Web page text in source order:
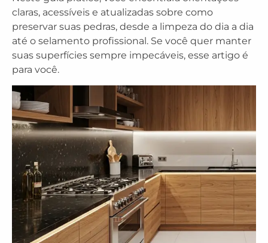
claras, acessíveis e atualizadas sobre como
preservar suas pedras, desde a limpeza do dia a dia
até o selamento profissional. Se você quer manter
suas superfícies sempre impecáveis, esse artigo é
para você.